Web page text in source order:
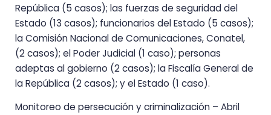
República (5 casos); las fuerzas de seguridad del
Estado (13 casos); funcionarios del Estado (5 casos);
la Comisión Nacional de Comunicaciones, Conatel,
(2 casos); el Poder Judicial (1 caso); personas
adeptas al gobierno (2 casos); la Fiscalía General de
la República (2 casos); y el Estado (1 caso).
Monitoreo de persecución y criminalización – Abril